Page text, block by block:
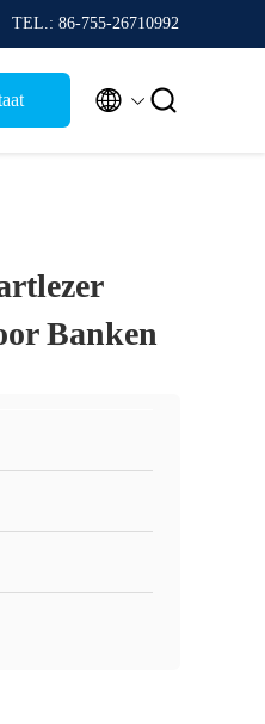
TEL.: 86-755-26710992
 
Banken